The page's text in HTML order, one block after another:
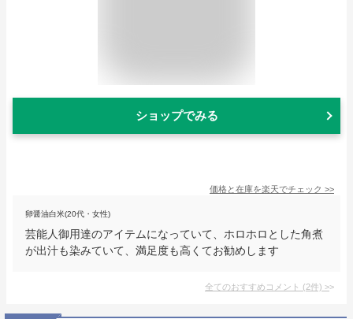
ショップでみる
価格と在庫を楽天でチェック >>
卵醤油白米(20代・女性)
芸能人御用達のアイテムになっていて、ホロホロとした角煮
が出汁も染みていて、満足度も高くてお勧めします
全てのおすすめコメント (2件) >